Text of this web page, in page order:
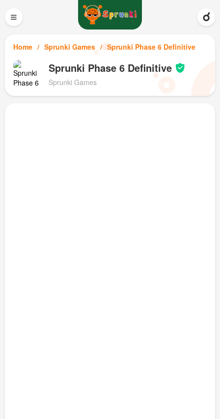
≡
Home Sprunki Games Sprunki Phase 6 Definitive
Sprunki Phase 6 Definitive
Sprunki Games